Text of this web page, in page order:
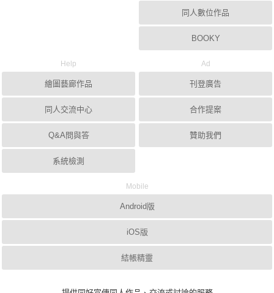
同人數位作品
BOOKY
Help
繪圖藝廊作品
同人交流中心
Q&A問與答
系統檢測
Ad
刊登廣告
合作提案
贊助我們
Mobile
Android版
iOS版
結帳精靈